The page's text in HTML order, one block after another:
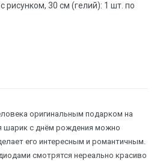
рисунком, 30 см (гелий): 1 шт. по
оригинальным подарком на
шарик с днём рождения можно
его интересным и романтичным.
смотрятся нереально красиво